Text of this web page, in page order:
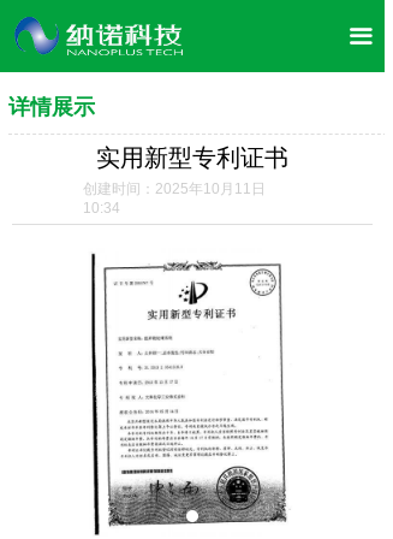
끀
首页
关于我们
企业文化
董事长介绍
荣誉资质
合作案例
企业风采
实用新型专利证书
创建时间： 2025年10月11日
10:34
详情展示